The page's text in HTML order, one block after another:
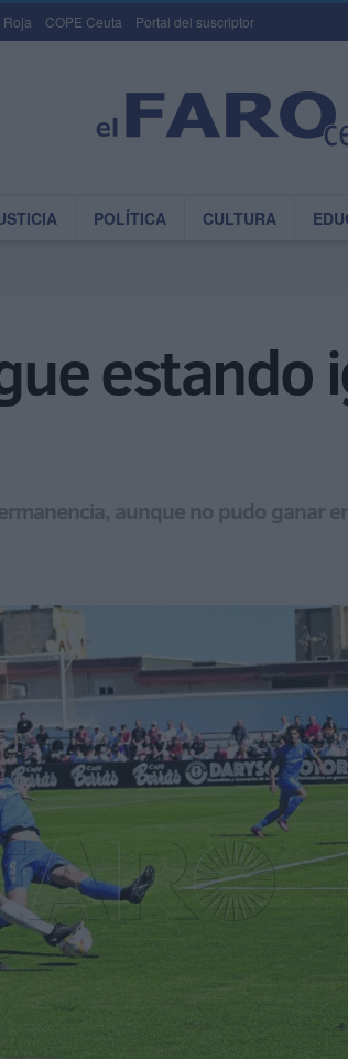
Roja COPE Ceuta Portal del suscriptor
POLÍTICA CULTURA
estando
aunque no pudo ganar